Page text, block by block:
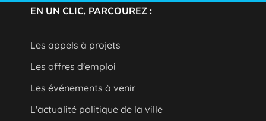
EN UN CLIC, PARCOUREZ :
Les appels à projets
Les offres d'emploi
Les événements à venir
L'actualité politique de la ville